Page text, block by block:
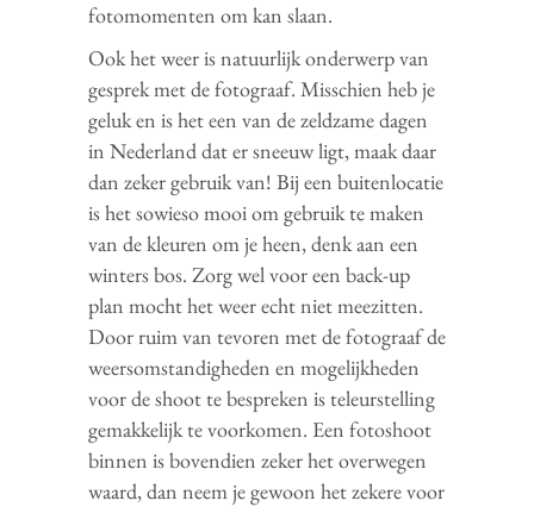
fotomomenten om kan slaan.
Ook het weer is natuurlijk onderwerp van
gesprek met de fotograaf. Misschien heb je
geluk en is het een van de zeldzame dagen
in Nederland dat er sneeuw ligt, maak daar
dan zeker gebruik van! Bij een buitenlocatie
is het sowieso mooi om gebruik te maken
van de kleuren om je heen, denk aan een
winters bos. Zorg wel voor een back-up
plan mocht het weer echt niet meezitten.
Door ruim van tevoren met de fotograaf de
weersomstandigheden en mogelijkheden
voor de shoot te bespreken is teleurstelling
gemakkelijk te voorkomen. Een fotoshoot
binnen is bovendien zeker het overwegen
waard, dan neem je gewoon het zekere voor